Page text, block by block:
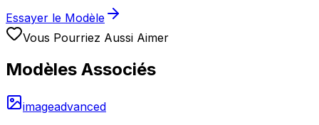
Essayer le Modèle
Vous Pourriez Aussi Aimer
Modèles Associés
imageadvanced